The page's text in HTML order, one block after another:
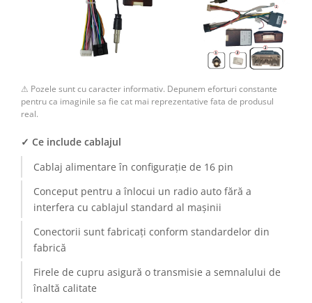
⚠ Pozele sunt cu caracter informativ. Depunem eforturi constante
pentru ca imaginile sa fie cat mai reprezentative fata de produsul
real.
✓ Ce include cablajul
Cablaj alimentare în configurație de 16 pin
Conceput pentru a înlocui un radio auto fără a
interfera cu cablajul standard al mașinii
Conectorii sunt fabricați conform standardelor din
fabrică
Firele de cupru asigură o transmisie a semnalului de
înaltă calitate